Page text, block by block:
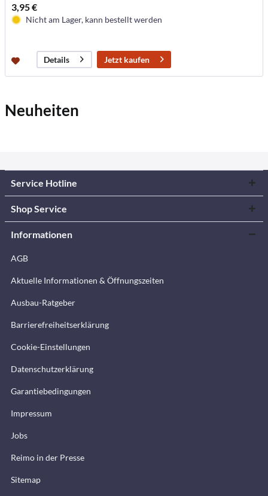
3,95 €
Nicht am Lager, kann bestellt werden
Details Jetzt kaufen
Neuheiten
Service Hotline
Shop Service
Informationen
AGB
Aktuelle Informationen & Öffnungszeiten
Ausbau-Ratgeber
Barrierefreiheitserklärung
Cookie-Einstellungen
Datenschutzerklärung
Garantiebedingungen
Impressum
Jobs
Reimo in der Presse
Sitemap